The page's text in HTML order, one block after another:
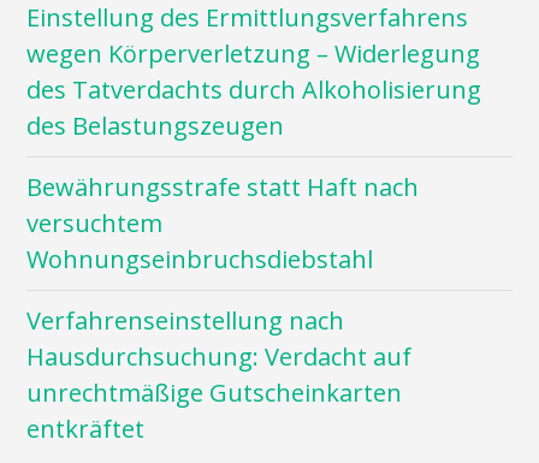
Einstellung des Ermittlungsverfahrens
wegen Körperverletzung – Widerlegung
des Tatverdachts durch Alkoholisierung
des Belastungszeugen
Bewährungsstrafe statt Haft nach
versuchtem
Wohnungseinbruchsdiebstahl
Verfahrenseinstellung nach
Hausdurchsuchung: Verdacht auf
unrechtmäßige Gutscheinkarten
entkräftet